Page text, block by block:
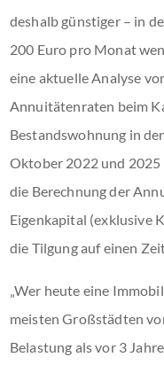
deshalb günstiger – in
200 Euro pro Monat
eine aktuelle Analyse
Annuitätenraten beim
Bestandswohnung in
Oktober 2022 und
die Berechnung der
Eigenkapital (exklusive
die Tilgung auf einen
„Wer heute eine
meisten Großstädten
Belastung als vor 3